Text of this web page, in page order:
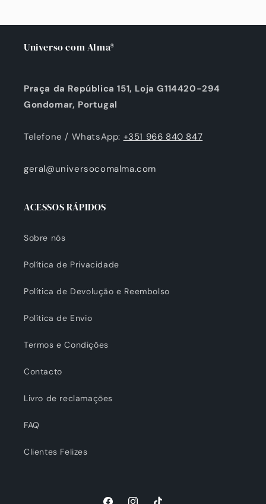
Universo com Alma®
Praça da República 151, Loja G114420-294
Gondomar, Portugal
Telefone / WhatsApp: +351 966 840 847
geral@universocomalma.com
ACESSOS RÁPIDOS
Sobre nós
Política de Privacidade
Política de Devolução e Reembolso
Política de Envio
Termos e Condições
Contacto
Livro de reclamações
FAQ
Clientes Felizes